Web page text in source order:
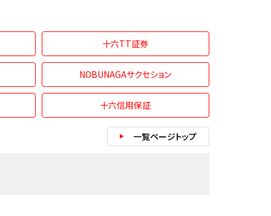
十六TT証券
NOBUNAGAサクセション
十六信用保証
一覧ページトップ